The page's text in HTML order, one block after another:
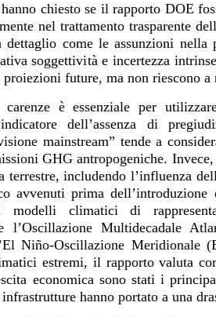
chiesto se il rapporto DOE
nel trattamento trasparente
come le assunzioni nella
soggettività e incertezza
future, ma non riescono a
carenze è essenziale per
dell’assenza di
mainstream” tende a
GHG antropogeniche.
terrestre, includendo l’influenza
avvenuti prima
climatici di
l’Oscillazione Multidecadale
Niño-Oscillazione Meridionale
estremi, il rapporto valuta
economica sono stati i
hanno portato a una